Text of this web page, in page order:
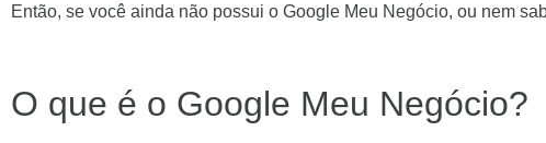
Então, se você ainda não possui o Google Meu Negócio, ou nem
O que é o Google Meu Negócio?